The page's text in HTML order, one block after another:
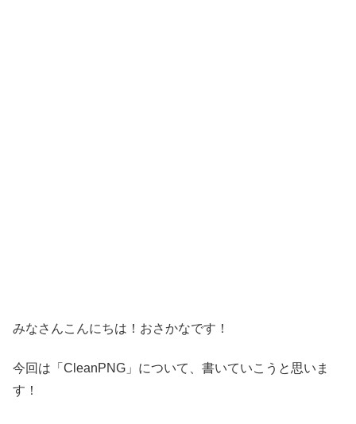
みなさんこんにちは！おさかなです！
今回は「CleanPNG」について、書いていこうと思いま
す！